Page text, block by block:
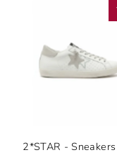
2*STAR - Sneakers